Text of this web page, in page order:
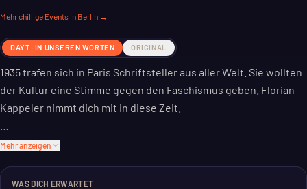
Mehrchillige Events in Berlin →
DAYT · IN UNSEREN WORTEN ORIGINAL
1935 trafen sich in Paris Schriftsteller aus aller Welt. Sie wollten
der Kultur eine Stimme gegen den Faschismus geben. Florian
Kappeler nimmt dich mit in diese Zeit.
Er beleuchtet den „Ersten Internationalen
es um Austausch und Widerstand. Eine Lesung über ein
Mehr anzeigen
WAS DICH ERWARTET